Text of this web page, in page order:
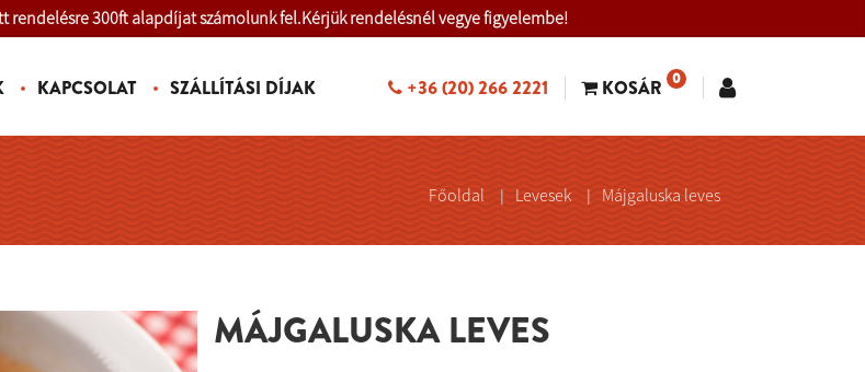
rendelésre 300ft alapdíjat számolunk fel.Kérjük rendelésnél vegye figyelembe!
KAPCSOLAT SZÁLLÍTÁSI DÍJAK +36 (20) 266 2221 KOSÁR 0
Főoldal Levesek Májgaluska leves
MÁJGALUSKA LEVES